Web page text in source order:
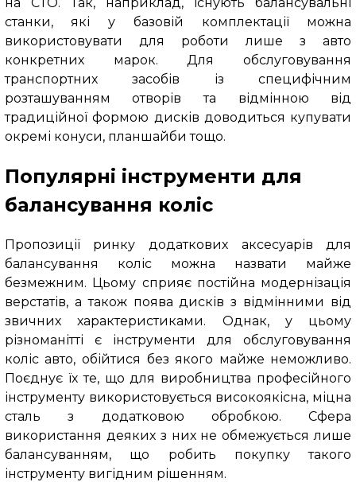
станки, які у базовій комплектації можна
використовувати для роботи лише з авто
конкретних марок. Для обслуговування
транспортних засобів із специфічним
розташуванням отворів та відмінною від
традиційної формою дисків доводиться купувати
окремі конуси, планшайби тощо.
Популярні інструменти для
балансування коліс
Пропозиції ринку додаткових аксесуарів для
балансування коліс можна назвати майже
безмежним. Цьому сприяє постійна модернізація
верстатів, а також поява дисків з відмінними від
звичних характеристиками. Однак, у цьому
різноманітті є інструменти для обслуговування
коліс авто, обійтися без якого майже неможливо.
Поєднує їх те, що для виробництва професійного
інструменту використовується високоякісна, міцна
сталь з додатковою обробкою. Сфера
використання деяких з них не обмежується лише
балансуванням, що робить покупку такого
інструменту вигідним рішенням.